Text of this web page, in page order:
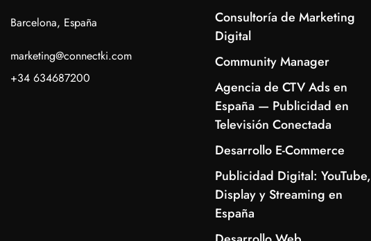
Barcelona, España
marketing@connectki.com
+34 634687200
Consultoría de Marketing
Digital
Community Manager
Agencia de CTV Ads en
España — Publicidad en
Televisión Conectada
Desarrollo E-Commerce
Publicidad Digital: YouTube,
Display y Streaming en
España